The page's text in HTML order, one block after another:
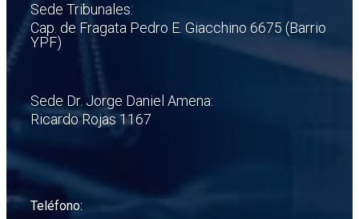
Sede Tribunales:
Cap. de Fragata Pedro E. Giacchino 6675 (Barrio
YPF)
Sede Dr. Jorge Daniel Amena:
Ricardo Rojas 1167
Teléfono: